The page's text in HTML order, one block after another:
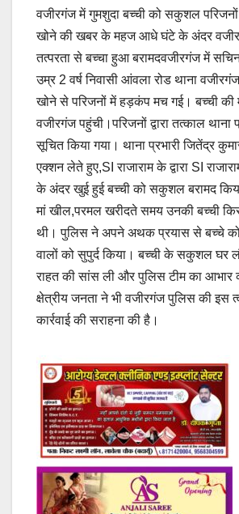
वजीरगंज में गुमशुदा बच्ची को सकुशल परिजनों
खोने की खबर के महज आधे घंटे के अंदर
तत्परता से बच्चा हुआ बरामदवजीरगंज में
उम्र 2 वर्ष निवासी आंवला रोड थाना
खोने से परिजनों में हड़कंप मच गई। बच्ची की
वजीरगंज पहुंची।परिजनों द्वारा तत्काल थाना
सूचित किया गया। थाना प्रभारी जितेंद्र
एक्शन लेते हुए,SI राजाराम के द्वारा SI
के अंदर खुई हुई बच्ची को सकुशल बरामद
मां खील,परमल खरीदते समय उनकी बच्ची
थी। पुलिस ने अपने अथक प्रयास से बच्चे को
वालों को सुपुर्द किया। बच्ची के सकुशल घर
राहत की सांस ली और पुलिस टीम का आभार
क्षेत्रीय जनता ने भी वजीरगंज पुलिस की इस
कार्रवाई की सराहना की है।